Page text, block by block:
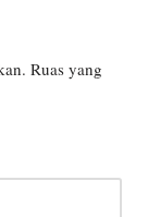
Ruas yang